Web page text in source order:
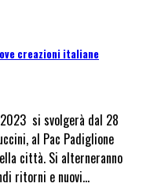
creazioni italiane
2023 si svolgerà dal 28
al Pac Padiglione
città. Si alterneranno
ritorni e nuovi…